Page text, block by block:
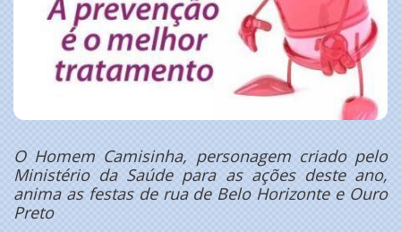
O Homem Camisinha, personagem criado pelo
Ministério da Saúde para as ações deste ano,
anima as festas de rua de Belo Horizonte e Ouro
Preto